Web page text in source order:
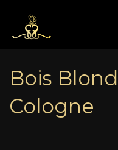
treści
Bois
Cologne